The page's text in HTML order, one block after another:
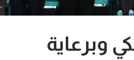
وبرعاية